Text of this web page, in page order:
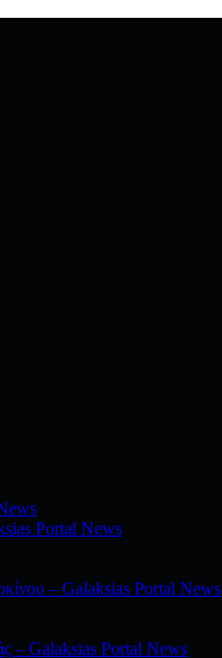
Portal News
– Galaksias Portal News
– Galaksias Portal News